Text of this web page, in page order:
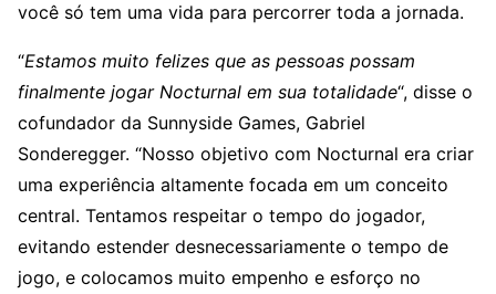
você só tem uma vida para percorrer toda a jornada.
“Estamos muito felizes que as pessoas possam
finalmente jogar Nocturnal em sua totalidade“, disse o
cofundador da Sunnyside Games, Gabriel
Sonderegger. “Nosso objetivo com Nocturnal era criar
uma experiência altamente focada em um conceito
central. Tentamos respeitar o tempo do jogador,
evitando estender desnecessariamente o tempo de
jogo, e colocamos muito empenho e esforço no